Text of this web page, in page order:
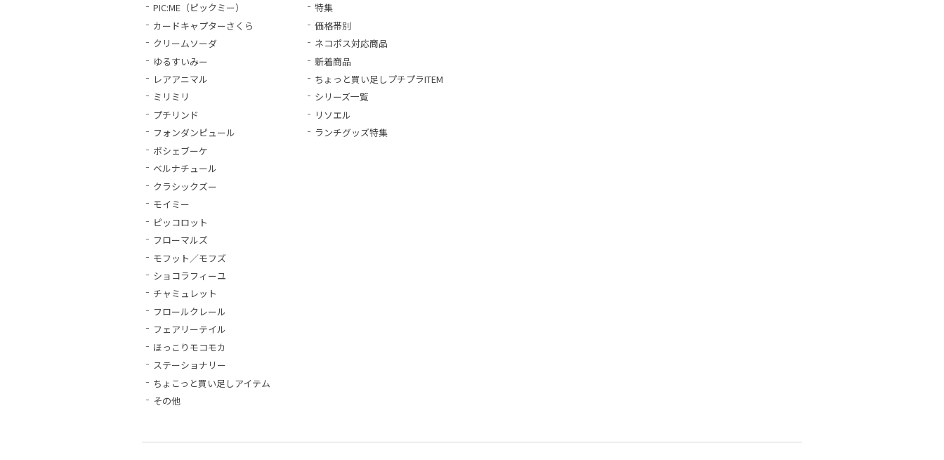
PIC:ME（ピックミー）
カードキャプターさくら
クリームソーダ
ゆるすいみー
レアアニマル
ミリミリ
プチリンド
フォンダンピュール
ポシェブーケ
ベルナチュール
クラシックズー
モイミー
ピッコロット
フローマルズ
モフット／モフズ
ショコラフィーユ
チャミュレット
フロールクレール
フェアリーテイル
ほっこりモコモカ
ステーショナリー
ちょこっと買い足しアイテム
その他
特集
価格帯別
ネコポス対応商品
新着商品
ちょっと買い足しプチプラITEM
シリーズ一覧
リソエル
ランチグッズ特集